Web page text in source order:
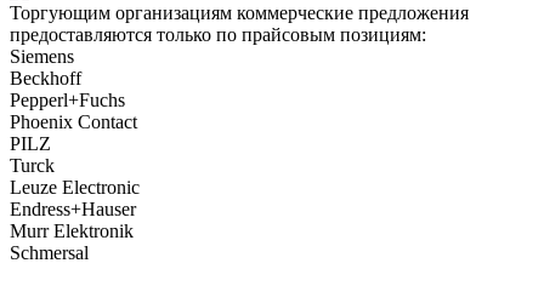
Торгующим организациям коммерческие предложения
предоставляются только по прайсовым позициям:
Siemens
Beckhoff
Pepperl+Fuchs
Phoenix Contact
PILZ
Turck
Leuze Electronic
Endress+Hauser
Murr Elektronik
Schmersal